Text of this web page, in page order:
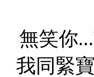
無笑你
我同緊